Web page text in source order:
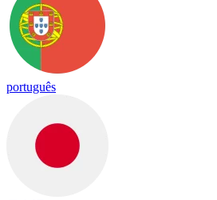
português